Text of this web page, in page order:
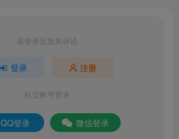
请登录后发表评论
登录 注册
社交账号登录
QQ登录 微信登录